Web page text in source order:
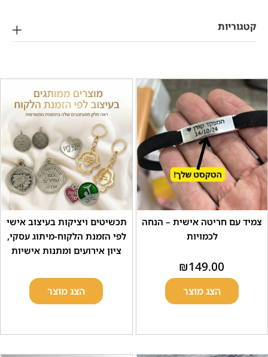
חריטה אישית – הנחה
לכמויות
₪149.00
הצג מוצר
תכשיטים ויציקות בעיצוב אישי
לפי הזמנת הלקוח-מיתוג עסקי,
ציון אירועים ומתנות אישיות
הצג מוצר